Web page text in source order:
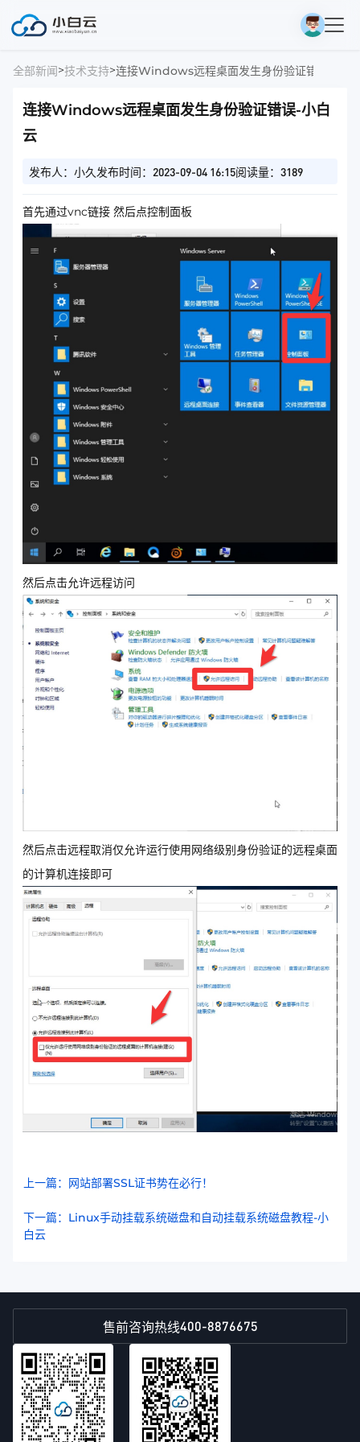
全部新闻>技术支持>连接Windows远程桌面发生身份验证错误-小白
连接Windows远程桌面发生身份验证错误-小白
云
发布人：小久 发布时间：2023-09-04 16:15阅读量：3189
首先通过vnc链接 然后点控制面板
然后点击允许远程访问
然后点击远程取消仅允许运行使用网络级别身份验证的远程桌面
的计算机连接即可
上一篇：网站部署SSL证书势在必行！
下一篇：Linux手动挂载系统磁盘和自动挂载系统磁盘教程-小
白云
售前咨询热线400-8876675